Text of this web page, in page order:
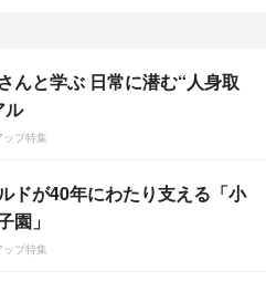
んと学ぶ 日常に潜む“人身取
ル
プ特集
ドが40年にわたり支える「小
園」
プ特集